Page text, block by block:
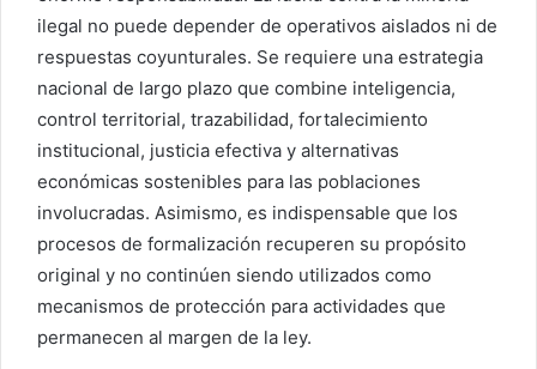
ilegal no puede depender de operativos aislados ni de
respuestas coyunturales. Se requiere una estrategia
nacional de largo plazo que combine inteligencia,
control territorial, trazabilidad, fortalecimiento
institucional, justicia efectiva y alternativas
económicas sostenibles para las poblaciones
involucradas. Asimismo, es indispensable que los
procesos de formalización recuperen su propósito
original y no continúen siendo utilizados como
mecanismos de protección para actividades que
permanecen al margen de la ley.